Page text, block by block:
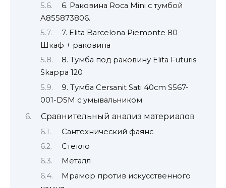
6. Раковина Roca Mini с тумбой
A855873806.
7. Elita Barcelona Piemonte 80
Шкаф + раковина
8. Тумба под раковину Elita Futuris
Skappa 120
9. Тумба Cersanit Sati 40cm S567-
001-DSM с умывальником.
Сравнительный анализ материалов
Сантехнический фаянс
Стекло
Металл
Мрамор против искусственного